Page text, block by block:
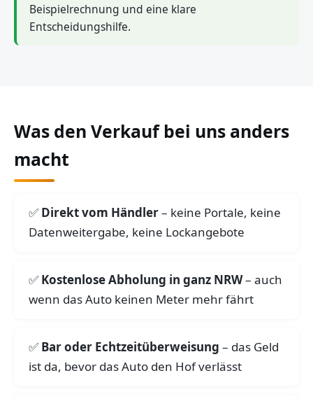
Beispielrechnung und eine klare
Entscheidungshilfe.
Was den Verkauf bei uns anders
macht
Direkt vom Händler– keine Portale, keine
Datenweitergabe, keine Lockangebote
Kostenlose Abholung in ganz NRW– auch
wenn das Auto keinen Meter mehr fährt
Bar oder Echtzeitüberweisung – das Geld
ist da, bevor das Auto den Hof verlässt